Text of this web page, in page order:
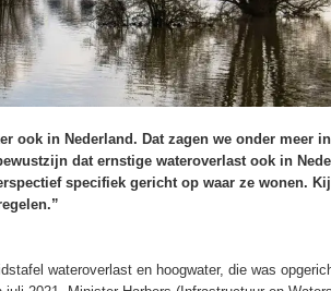
ook in Nederland. Dat zagen we onder meer
dat ernstige wateroverlast ook in
specifiek gericht op waar ze wonen.
wateroverlast en hoogwater, die was